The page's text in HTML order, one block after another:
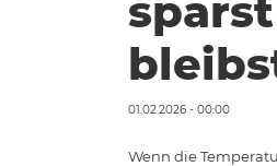
01.02.2026 - 00:00
Wenn die